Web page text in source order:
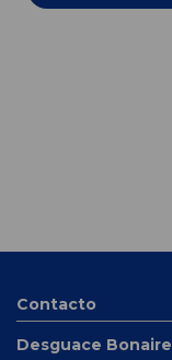
Contacto
Desguace Bonaire